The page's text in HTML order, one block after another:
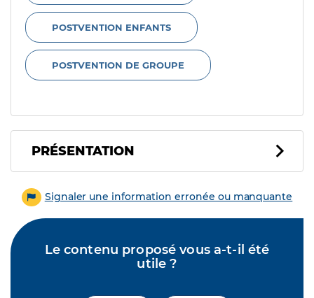
POSTVENTION ENFANTS
POSTVENTION DE GROUPE
PRÉSENTATION
Signaler une information erronée ou manquante
Le contenu proposé vous a-t-il été
utile ?